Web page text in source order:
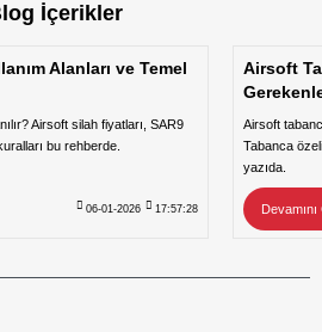
İçerikler
Alanları ve Temel
Airsoft silah fiyatları, SAR9
bu rehberde.
06-01-2026 17:57:28
Airsoft
Airsoft
Tabanca
yazıda.